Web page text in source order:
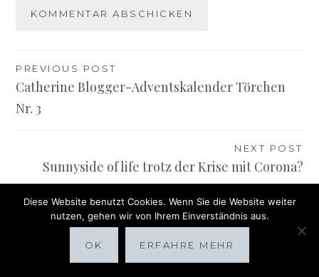
Beitragsnavigation
PREVIOUS POST
Catherine Blogger-Adventskalender Törchen
Nr. 3
NEXT POST
Sunnyside of life trotz der Krise mit Corona?
SUNNYSIDE OF LIFE
Diese Website benutzt Cookies. Wenn Sie die Website weiter
nutzen, gehen wir von Ihrem Einverständnis aus.
OK ERFAHRE MEHR